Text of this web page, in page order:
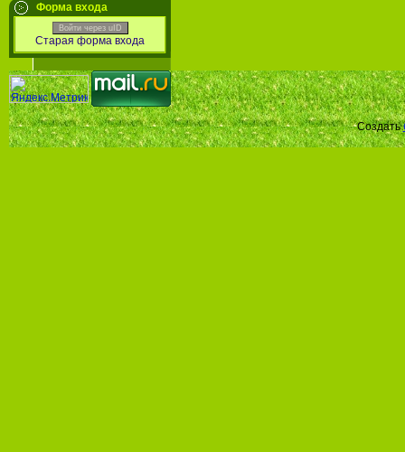
Форма входа
Войти через uID
Старая форма входа
Создать